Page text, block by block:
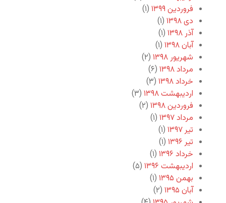
فروردین ۱۳۹۹
(۱)
دی ۱۳۹۸
(۱)
آذر ۱۳۹۸
(۱)
آبان ۱۳۹۸
(۱)
شهریور ۱۳۹۸
(۲)
مرداد ۱۳۹۸
(۶)
خرداد ۱۳۹۸
(۳)
اردیبهشت ۱۳۹۸
(۳)
فروردین ۱۳۹۸
(۲)
مرداد ۱۳۹۷
(۱)
تیر ۱۳۹۷
(۱)
تیر ۱۳۹۶
(۱)
خرداد ۱۳۹۶
(۱)
اردیبهشت ۱۳۹۶
(۵)
بهمن ۱۳۹۵
(۱)
آبان ۱۳۹۵
(۲)